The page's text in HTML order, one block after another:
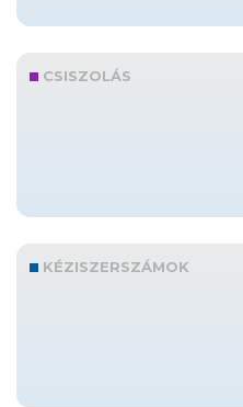
CSISZOLÁS
KÉZISZERSZÁMOK